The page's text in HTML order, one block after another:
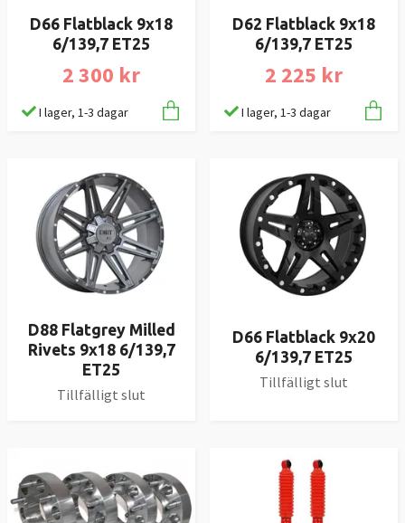
D66 Flatblack 9x18
6/139,7 ET25
2 300 kr
I lager, 1-3 dagar
D62 Flatblack 9x18
6/139,7 ET25
2 225 kr
I lager, 1-3 dagar
D88 Flatgrey Milled
Rivets 9x18 6/139,7
ET25
Tillfälligt slut
D66 Flatblack 9x20
6/139,7 ET25
Tillfälligt slut